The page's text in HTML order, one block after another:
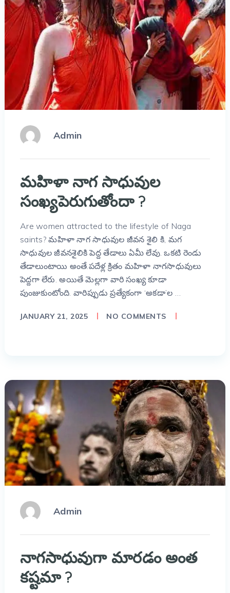
Admin
మహిళా నాగ సాధువుల
సంఖ్యపెరుగుతోందా ?
Are women attracted to the lifestyle of Naga
saints? మహిళా నాగ సాధువుల జీవన శైలి కి, మగ
సాధువుల జీవనశైలికి పెద్ద తేడాలు ఏమీ లేవు. ఒకటి రెండు
తేడాలుంటాయి అంతే.పదేళ్ల క్రితం మహిళా నాగసాధువులు
పెద్దగా లేరు. అయితే మెల్లగా వారి సంఖ్య కూడా
పుంజుకుంటోంది. వారిప్పుడు ప్రత్యేకంగా ‘అకడా’ల …
JANUARY 21, 2025 NO COMMENTS
Admin
నాగసాధువుగా మారడం అంత
కష్టమా ?